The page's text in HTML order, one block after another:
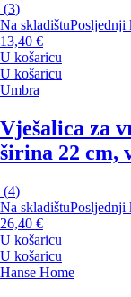
(3)
Na skladištuPosljednji
13,40 €
U košaricu
U košaricu
Umbra
Vješalica za
širina 22 cm,
(4)
Na skladištuPosljednji
26,40 €
U košaricu
U košaricu
Hanse Home